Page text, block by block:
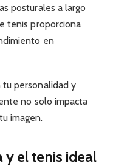
posturales a largo
tenis proporciona
en
personalidad y
no solo impacta
imagen.
y el tenis ideal